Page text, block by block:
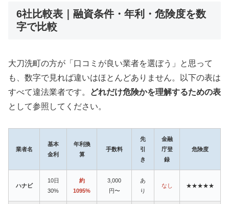
6社比較表｜融資条件・年利・危険度を数
字で比較
大刀洗町の方が「口コミが良い業者を選ぼう」と思って
も、数字で見れば違いはほとんどありません。以下の表は
すべて違法業者です。
どれだけ危険かを理解するための表
として参照してください。
業者名
基本
金利
年利換
算
手数料
先
引
き
金融
庁登
録
危険度
ハナビ
10日
30%
約
1095%
3,000
円〜
あ
り
なし ★★★★★